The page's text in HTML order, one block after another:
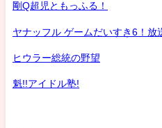
剛Q超児ともっふる！
ヤナッフル ゲームだいすき6！放
ヒウラー総統の野望
魁!!アイドル塾!